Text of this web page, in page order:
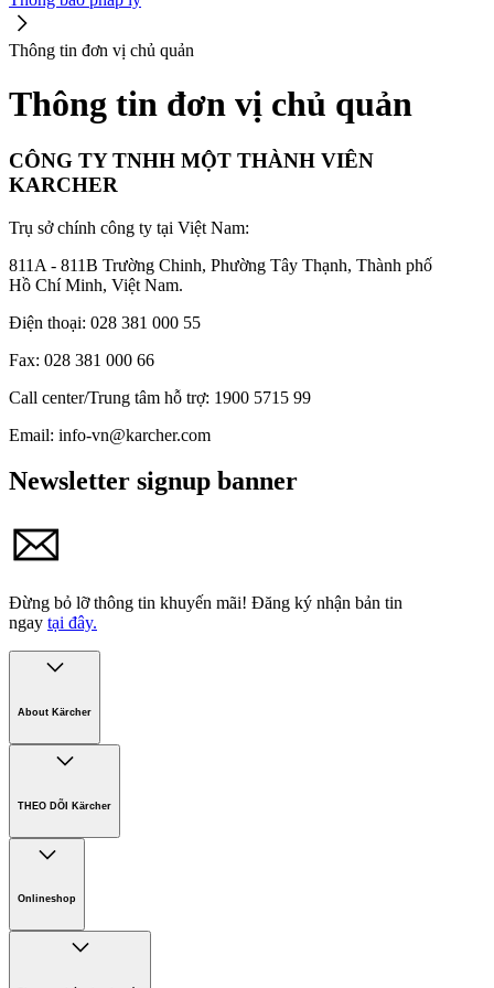
Thông tin đơn vị chủ quản
Thông tin đơn vị chủ quản
CÔNG TY TNHH MỘT THÀNH VIÊN
KARCHER
Trụ sở chính công ty tại Việt Nam:
811A - 811B Trường Chinh, Phường Tây Thạnh, Thành phố
Hồ Chí Minh, Việt Nam.
Điện thoại: 028 381 000 55
Fax: 028 381 000 66
Call center/Trung tâm hỗ trợ: 1900 5715 99
Email: info-vn@karcher.com
Newsletter signup banner
Đừng bỏ lỡ thông tin khuyến mãi! Đăng ký nhận bản tin
ngay tại đây.
About Kärcher
Công ty Karcher
Tuyển dụng
Phát triển bền vững
Chính sách bảo hành các sản phẩm
THEO DÕI Kärcher
Onlineshop
Phương thức thanh toán